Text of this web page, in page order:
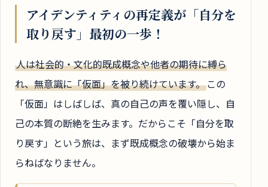
アイデンティティの再定義が「自分を
取り戻す」最初の一歩！
人は社会的・文化的既成概念や他者の期待に縛ら
れ、無意識に「仮面」を被り続けています。この
「仮面」はしばしば、真の自己の声を覆い隠し、自
己の本質の断絶を生みます。だからこそ「自分を取
り戻す」という旅は、まず既成概念の破壊から始ま
らねばなりません。